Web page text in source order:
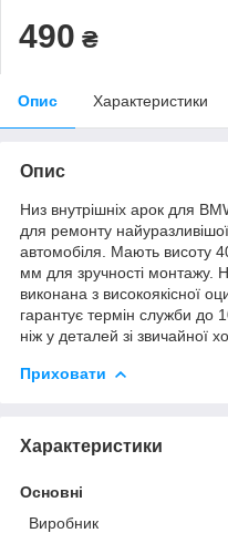
490 ₴
Опис Характеристики
Опис
Низ внутрішніх арок для
для ремонту
автомобіля. Мають висоту
мм для зручності монтажу.
виконана з високоякісної
гарантує термін служби до
ніж у деталей зі звичайної
Приховати
Характеристики
Основні
Виробник